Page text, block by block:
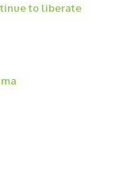
to liberate